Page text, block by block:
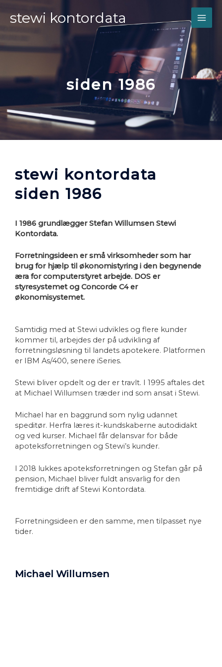
indholdet
stewi kontordata
siden 1986
stewi kontordata
siden 1986
I 1986 grundlægger Stefan Willumsen Stewi
Kontordata.
Forretningsideen er små virksomheder som har
brug for hjælp til økonomistyring i den begynende
æra for computerstyret arbejde. DOS er
styresystemet og Concorde C4 er
økonomisystemet.
Samtidig med at Stewi udvikles og flere kunder
kommer til, arbejdes der på udvikling af
forretningsløsning til landets apotekere. Platformen
er IBM As/400, senere iSeries.
Stewi bliver opdelt og der er travlt. I 1995 aftales det
at Michael Willumsen træder ind som ansat i Stewi.
Michael har en baggrund som nylig udannet
speditør. Herfra læres it-kundskaberne autodidakt
og ved kurser. Michael får delansvar for både
apoteksforretningen og Stewi’s kunder.
I 2018 lukkes apoteksforretningen og Stefan går på
pension, Michael bliver fuldt ansvarlig for den
fremtidige drift af Stewi Kontordata.
Forretningsideen er den samme, men tilpasset nye
tider.
Michael Willumsen